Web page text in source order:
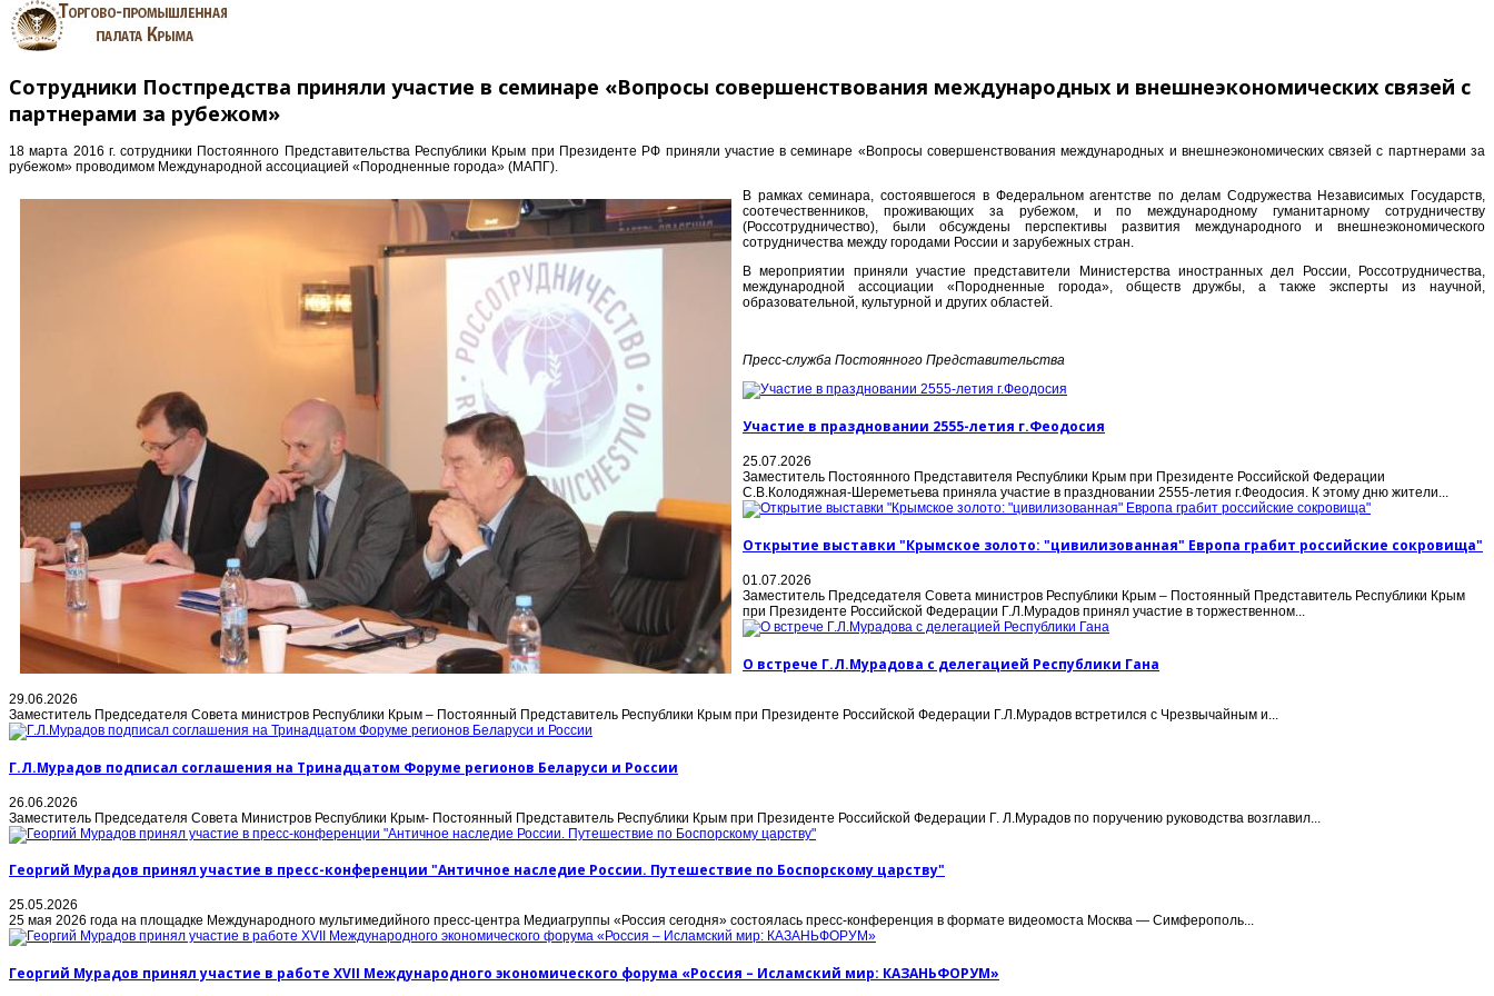
Сотрудники Постпредства приняли участие в семинаре «Вопросы совершенствования международных и внешнеэкономических связей с
партнерами за рубежом»
18 марта 2016 г. сотрудники Постоянного Представительства Республики Крым при Президенте РФ приняли участие в семинаре «Вопросы совершенствования международных и внешнеэкономических связей с партнерами за
рубежом» проводимом Международной ассоциацией «Породненные города» (МАПГ).
В рамках семинара, состоявшегося в Федеральном агентстве по делам Содружества Независимых Государств,
соотечественников, проживающих за рубежом, и по международному гуманитарному сотрудничеству
(Россотрудничество), были обсуждены перспективы развития международного и внешнеэкономического
сотрудничества между городами России и зарубежных стран.
В мероприятии приняли участие представители Министерства иностранных дел России, Россотрудничества,
международной ассоциации «Породненные города», обществ дружбы, а также эксперты из научной,
образовательной, культурной и других областей.
Пресс-служба Постоянного Представительства
Участие в праздновании 2555-летия г.Феодосия
25.07.2026
Заместитель Постоянного Представителя Республики Крым при Президенте Российской Федерации
С.В.Колодяжная-Шереметьева приняла участие в праздновании 2555-летия г.Феодосия. К этому дню жители...
Открытие выставки "Крымское золото: "цивилизованная" Европа грабит российские сокровища"
01.07.2026
Заместитель Председателя Совета министров Республики Крым – Постоянный Представитель Республики Крым
при Президенте Российской Федерации Г.Л.Мурадов принял участие в торжественном...
О встрече Г.Л.Мурадова с делегацией Республики Гана
29.06.2026
Заместитель Председателя Совета министров Республики Крым – Постоянный Представитель Республики Крым при Президенте Российской Федерации Г.Л.Мурадов встретился с Чрезвычайным и...
Г.Л.Мурадов подписал соглашения на Тринадцатом Форуме регионов Беларуси и России
26.06.2026
Заместитель Председателя Совета Министров Республики Крым- Постоянный Представитель Республики Крым при Президенте Российской Федерации Г. Л.Мурадов по поручению руководства возглавил...
Георгий Мурадов принял участие в пресс-конференции "Античное наследие России. Путешествие по Боспорскому царству"
25.05.2026
25 мая 2026 года на площадке Международного мультимедийного пресс-центра Медиагруппы «Россия сегодня» состоялась пресс-конференция в формате видеомоста Москва — Симферополь...
Георгий Мурадов принял участие в работе XVII Международного экономического форума «Россия – Исламский мир: КАЗАНЬФОРУМ»